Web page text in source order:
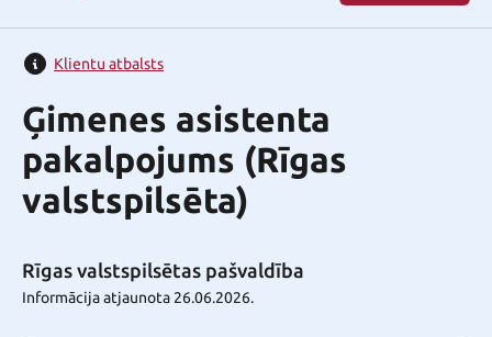
Klientu atbalsts
Ģimenes asistenta
pakalpojums (Rīgas
valstspilsēta)
Rīgas valstspilsētas pašvaldība
Informācija atjaunota 26.06.2026.